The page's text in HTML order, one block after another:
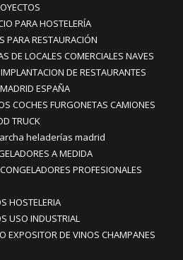
PARA HOSTELERÍA
PARA RESTAURACIÓN
DE LOCALES COMERCIALES NAVES
DE RESTAURANTES
ESPAÑA
COCHES FURGONETAS CAMIONES
TRUCK
heladerías madrid
A MEDIDA
PROFESIONALES
HOSTELERIA
USO INDUSTRIAL
EXPOSITOR DE VINOS CHAMPANES